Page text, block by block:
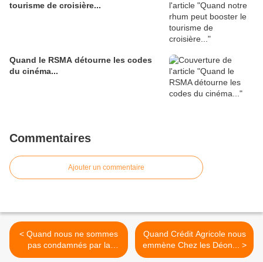
tourisme de croisière...
Quand le RSMA détourne les codes
du cinéma...
Commentaires
Ajouter un commentaire
< Quand nous ne sommes
pas condamnés par la
chlordécone...
Quand Crédit Agricole nous
emmène Chez les Déon... >